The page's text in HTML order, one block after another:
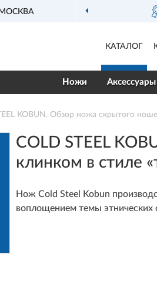
МОСКВА ДИЛЕР COLD STEEL
КАТАЛОГ
Ножи Аксессуары
KOBUN. Обзор ножа скрытого
COLD STEEL
клинком в стиле
Нож Cold Steel Kobun
воплощением темы этнических